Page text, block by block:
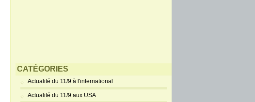
CATÉGORIES
Actualité du 11/9 à l'international
Actualité du 11/9 aux USA